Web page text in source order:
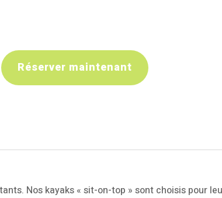
Réserver maintenant
Nos kayaks « sit-on-top » sont choisis pour